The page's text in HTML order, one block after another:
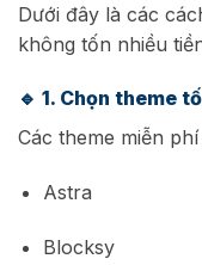
Dưới đây là các
không tốn nhiều
🔹 1. Chọn theme
Các theme miễn
Astra
Blocksy